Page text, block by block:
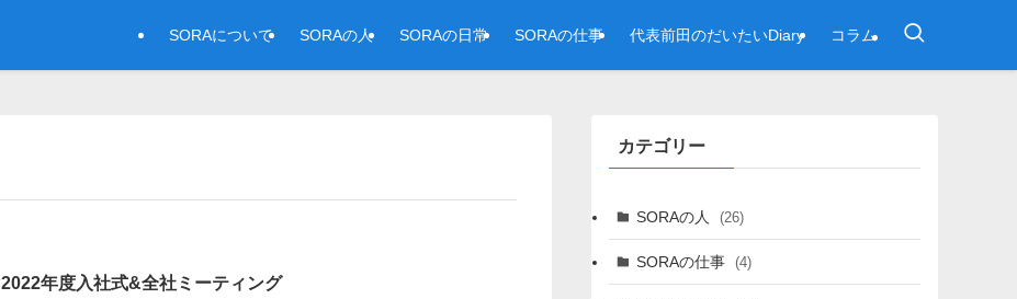
SORAについて SORAの人 SORAの日常 SORAの仕事 代表前田のだいたいDiary コラム
2022年度入社式&全社ミーティング
カテゴリー
SORAの人 (26)
SORAの仕事 (4)